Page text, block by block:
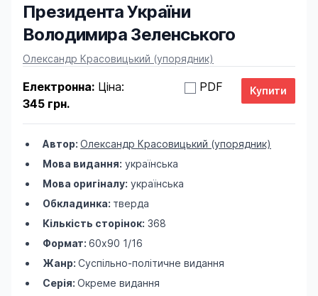
Президента України
Володимира Зеленського
Product information
Олександр Красовицький (упорядник)
Електронна: Ціна:
345 грн.
PDF
Автор: Олександр Красовицький (упорядник)
Мова видання: українська
Мова оригіналу: українська
Обкладинка: тверда
Кількість сторінок: 368
Формат: 60х90 1/16
Жанр: Суспільно-політичне видання
Серія: Окреме видання